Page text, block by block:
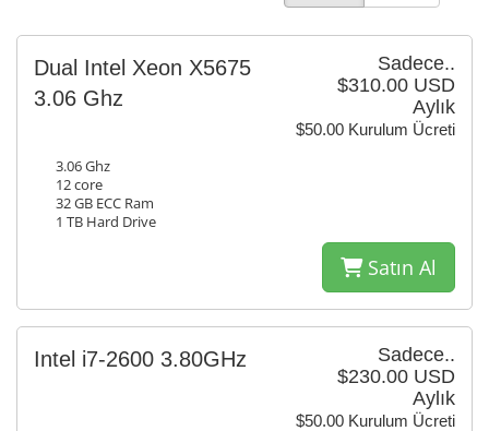
Sadece..
$310.00 USD
Aylık
$50.00 Kurulum Ücreti
Dual Intel Xeon X5675
3.06 Ghz
3.06 Ghz
12 core
32 GB ECC Ram
1 TB Hard Drive
Satın Al
Sadece..
$230.00 USD
Aylık
$50.00 Kurulum Ücreti
Intel i7-2600 3.80GHz